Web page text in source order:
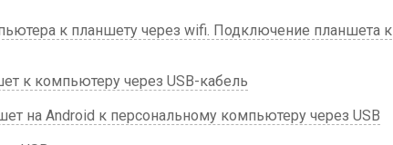
к планшету через wifi. Подключение планшета к
к компьютеру через USB-кабель
на Android к персональному компьютеру через USB